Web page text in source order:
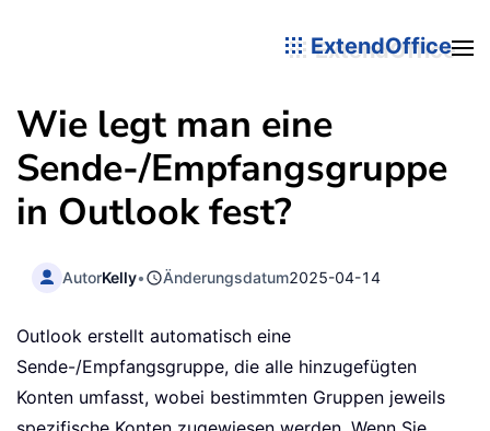
ExtendOffice
Wie legt man eine
Sende-/Empfangsgruppe
in Outlook fest?
AutorKelly• Änderungsdatum2025-04-14
Outlook erstellt automatisch eine
Sende-/Empfangsgruppe, die alle hinzugefügten
Konten umfasst, wobei bestimmten Gruppen jeweils